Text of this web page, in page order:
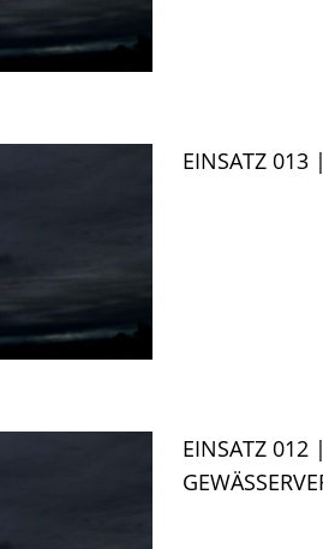
EINSATZ 013
EINSATZ 012